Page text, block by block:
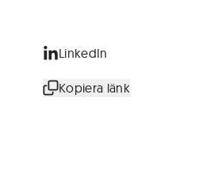
LinkedIn
Kopiera länk